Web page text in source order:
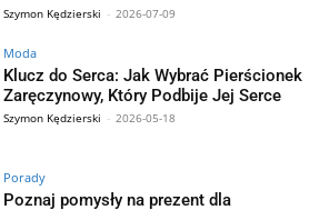
Szymon Kędzierski - 2026-07-09
Moda
Klucz do Serca: Jak Wybrać Pierścionek
Zaręczynowy, Który Podbije Jej Serce
Szymon Kędzierski - 2026-05-18
Porady
Poznaj pomysły na prezent dla